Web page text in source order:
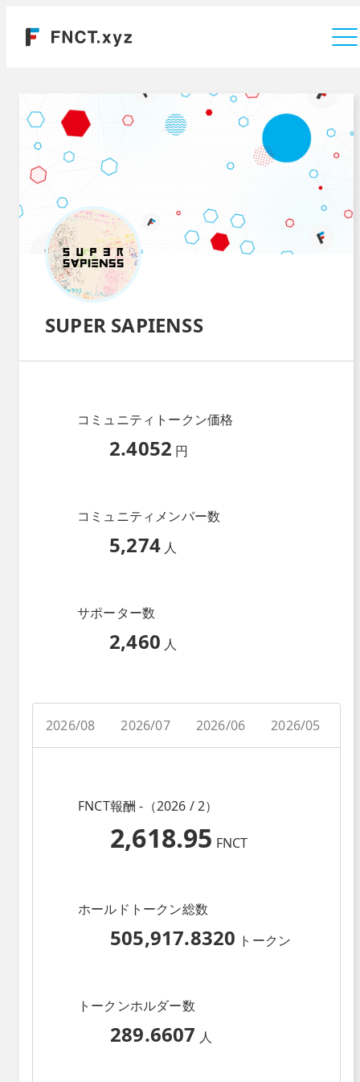
SUPER SAPIENSS
コミュニティトークン価格
2.4052 円
コミュニティメンバー数
5,274 人
サポーター数
2,460 人
2026/08 2026/07 2026/06 2026/05
FNCT報酬 -（2026 / 2）
2,618.95 FNCT
ホールドトークン総数
505,917.8320 トークン
トークンホルダー数
289.6607 人